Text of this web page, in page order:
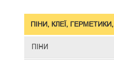
ПІНИ, КЛЕЇ, ГЕРМЕТИКИ,
СТРІЧКИ
ПІНИ